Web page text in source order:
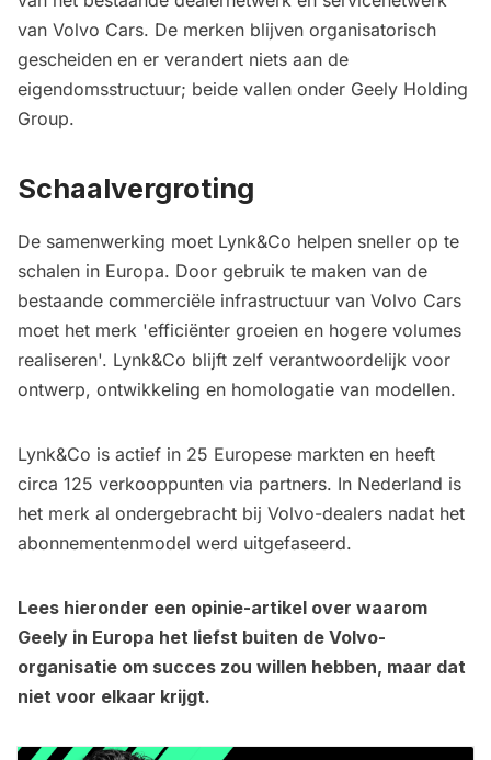
van Volvo Cars. De merken blijven organisatorisch
gescheiden en er verandert niets aan de
eigendomsstructuur; beide vallen onder Geely Holding
Group.
Schaalvergroting
De samenwerking moet Lynk&Co helpen sneller op te
schalen in Europa. Door gebruik te maken van de
bestaande commerciële infrastructuur van Volvo Cars
moet het merk 'efficiënter groeien en hogere volumes
realiseren'. Lynk&Co blijft zelf verantwoordelijk voor
ontwerp, ontwikkeling en homologatie van modellen.
Lynk&Co is actief in 25 Europese markten en heeft
circa 125 verkooppunten via partners. In Nederland is
het merk al ondergebracht bij Volvo-dealers nadat het
abonnementenmodel werd uitgefaseerd.
Lees hieronder een opinie-artikel over waarom
Geely in Europa het liefst buiten de Volvo-
organisatie om succes zou willen hebben, maar dat
niet voor elkaar krijgt.